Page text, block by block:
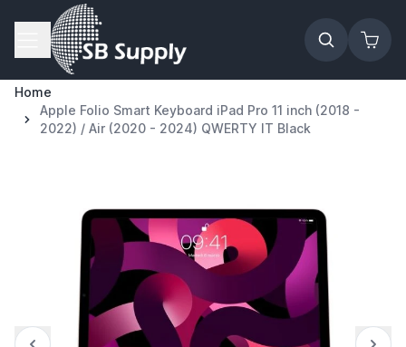
Ga naar de inhoud
Home
Apple Folio Smart Keyboard iPad Pro 11 inch (2018 -
2022) / Air (2020 - 2024) QWERTY IT Black